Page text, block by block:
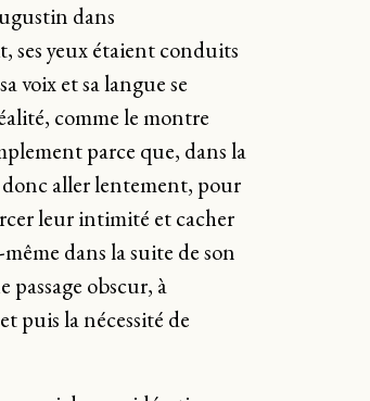
dans
ses yeux étaient conduits
voix et sa langue se
comme le montre
parce que, dans la
aller lentement, pour
leur intimité et cacher
dans la suite de son
obscur, à
puis la nécessité de